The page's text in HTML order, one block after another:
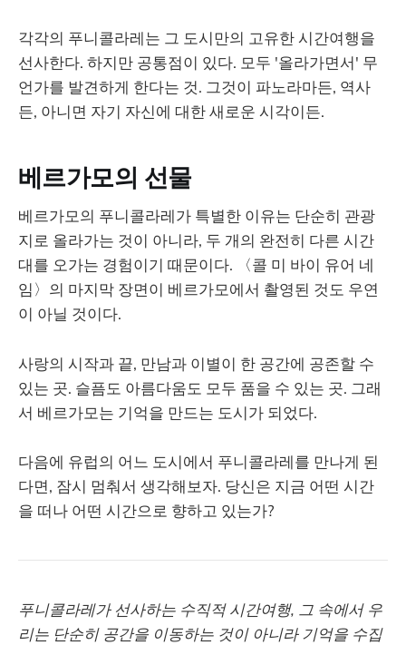
각각의 푸니콜라레는 그 도시만의 고유한 시간여행을
선사한다. 하지만 공통점이 있다. 모두 '올라가면서' 무
언가를 발견하게 한다는 것. 그것이 파노라마든, 역사
든, 아니면 자기 자신에 대한 새로운 시각이든.
베르가모의 선물
베르가모의 푸니콜라레가 특별한 이유는 단순히 관광
지로 올라가는 것이 아니라, 두 개의 완전히 다른 시간
대를 오가는 경험이기 때문이다. 〈콜 미 바이 유어 네
임〉의 마지막 장면이 베르가모에서 촬영된 것도 우연
이 아닐 것이다.
사랑의 시작과 끝, 만남과 이별이 한 공간에 공존할 수
있는 곳. 슬픔도 아름다움도 모두 품을 수 있는 곳. 그래
서 베르가모는 기억을 만드는 도시가 되었다.
다음에 유럽의 어느 도시에서 푸니콜라레를 만나게 된
다면, 잠시 멈춰서 생각해보자. 당신은 지금 어떤 시간
을 떠나 어떤 시간으로 향하고 있는가?
푸니콜라레가 선사하는 수직적 시간여행, 그 속에서 우
리는 단순히 공간을 이동하는 것이 아니라 기억을 수집